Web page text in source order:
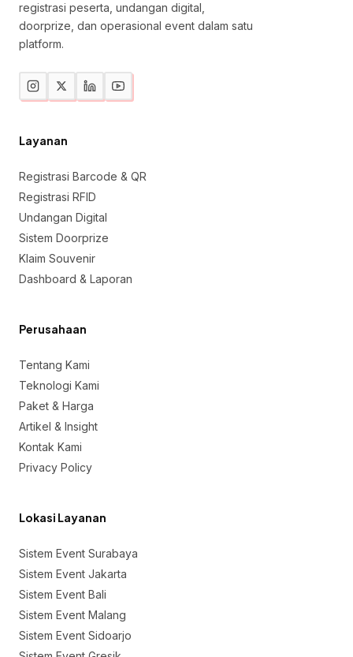
registrasi peserta, undangan digital,
doorprize, dan operasional event dalam satu
platform.
Layanan
Registrasi Barcode & QR
Registrasi RFID
Undangan Digital
Sistem Doorprize
Klaim Souvenir
Dashboard & Laporan
Perusahaan
Tentang Kami
Teknologi Kami
Paket & Harga
Artikel & Insight
Kontak Kami
Privacy Policy
Lokasi Layanan
Sistem Event Surabaya
Sistem Event Jakarta
Sistem Event Bali
Sistem Event Malang
Sistem Event Sidoarjo